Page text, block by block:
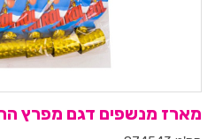
מארז מנשפים דגם מפרץ